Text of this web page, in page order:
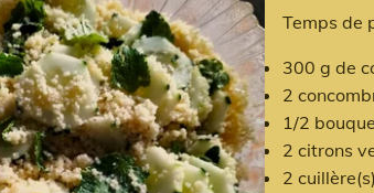
Temps de
300 g de
2
1/2
2 citrons
2